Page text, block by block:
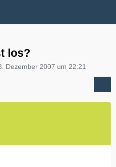
los?
Dezember 2007 um 22:21